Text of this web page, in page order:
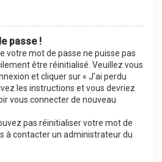
passe !
votre mot de passe ne puisse pas
être réinitialisé. Veuillez vous
et cliquer sur « J’ai perdu
les instructions et vous devriez
vous connecter de nouveau
pas réinitialiser votre mot de
à contacter un administrateur du